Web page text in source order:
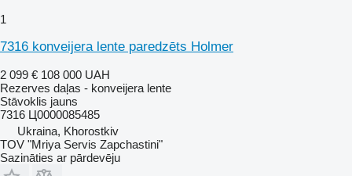
1
7316 konveijera lente paredzēts Holmer
2 099 € 108 000 UAH
Rezerves daļas - konveijera lente
Stāvoklis jauns
7316 Ц0000085485
Ukraina, Khorostkiv
TOV "Mriya Servis Zapchastini"
Sazināties ar pārdevēju